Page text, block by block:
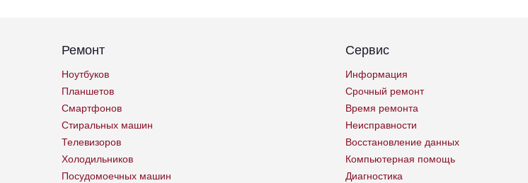
Ремонт
Ноутбуков
Планшетов
Смартфонов
Стиральных машин
Телевизоров
Холодильников
Посудомоечных машин
Сервис
Информация
Срочный ремонт
Время ремонта
Неисправности
Восстановление данных
Компьютерная помощь
Диагностика